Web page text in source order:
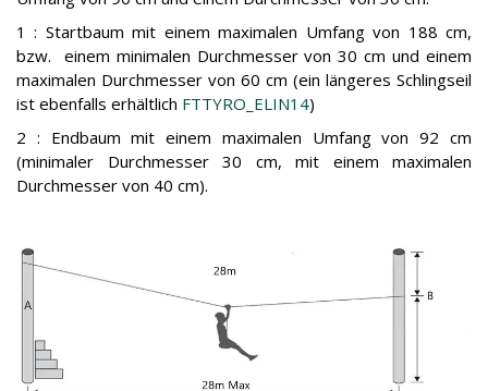
1 : Startbaum mit einem maximalen Umfang von 188 cm,
bzw. einem minimalen Durchmesser von 30 cm und einem
maximalen Durchmesser von 60 cm (ein längeres Schlingseil
ist ebenfalls erhältlich FTTYRO_ELIN14)
2 : Endbaum mit einem maximalen Umfang von 92 cm
(minimaler Durchmesser 30 cm, mit einem maximalen
Durchmesser von 40 cm).